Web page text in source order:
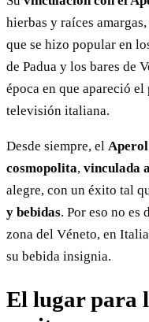
hierbas y raíces
que se hizo popular en
de Padua y los bares de
época en que apareció
televisión italiana.
Desde siempre, el
cosmopolita, vinculada
alegre, con un éxito tal
y bebidas. Por eso no es
zona del Véneto, en
su bebida insignia.
El lugar para